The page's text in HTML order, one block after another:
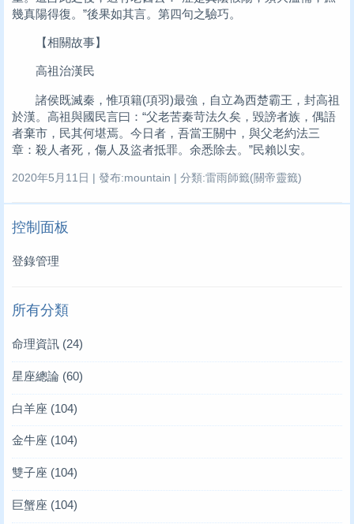
幾真陽得復。”後果如其言。第四句之驗巧。
【相關故事】
高祖治漢民
諸侯既滅秦，惟項籍(項羽)最強，自立為西楚霸王，封高祖
於漢。高祖與國民言曰：“父老苦秦苛法久矣，毀謗者族，偶語
者棄市，民其何堪焉。今日者，吾當王關中，與父老約法三
章：殺人者死，傷人及盜者抵罪。余悉除去。”民賴以安。
2020年5月11日 | 發布:mountain | 分類:雷雨師籤(關帝靈籤)
控制面板
登錄管理
所有分類
命理資訊 (24)
星座總論 (60)
白羊座 (104)
金牛座 (104)
雙子座 (104)
巨蟹座 (104)